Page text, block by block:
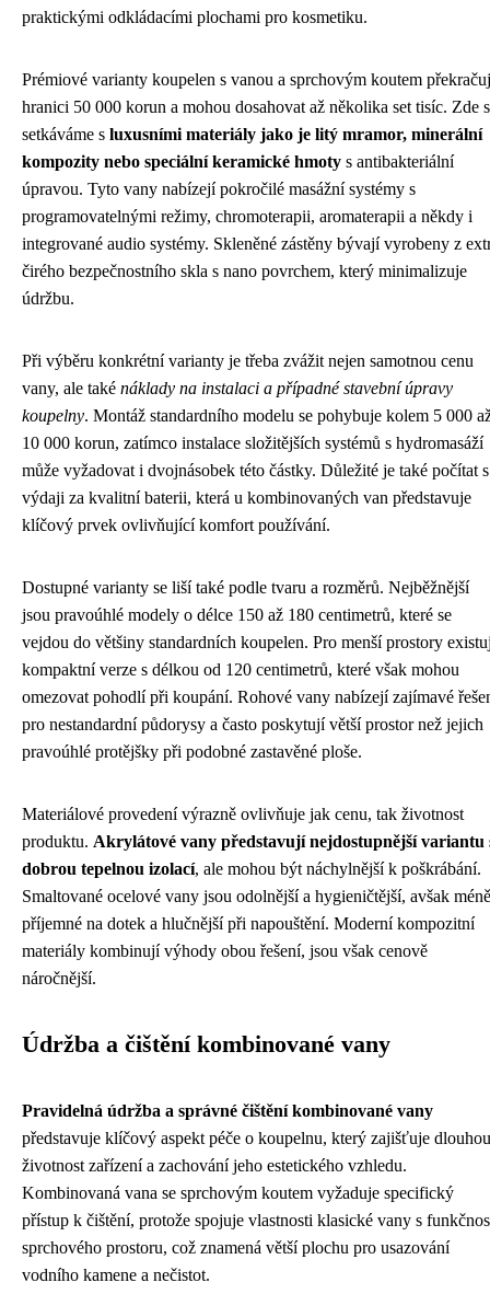
praktickými odkládacími plochami pro kosmetiku.
Prémiové varianty koupelen s vanou a sprchovým koutem
hranici 50 000 korun a mohou dosahovat až několika set tisíc. Zde
setkáváme s luxusními materiály jako je litý mramor, minerální
kompozity nebo speciální keramické hmoty s antibakteriální
úpravou. Tyto vany nabízejí pokročilé masážní systémy s
programovatelnými režimy, chromoterapii, aromaterapii a někdy i
integrované audio systémy. Skleněné zástěny bývají vyrobeny z
čirého bezpečnostního skla s nano povrchem, který minimalizuje
údržbu.
Při výběru konkrétní varianty je třeba zvážit nejen samotnou cenu
vany, ale také náklady na instalaci a případné stavební úpravy
koupelny. Montáž standardního modelu se pohybuje kolem 5 000
10 000 korun, zatímco instalace složitějších systémů s hydromasáží
může vyžadovat i dvojnásobek této částky. Důležité je také počítat s
výdaji za kvalitní baterii, která u kombinovaných van představuje
klíčový prvek ovlivňující komfort používání.
Dostupné varianty se liší také podle tvaru a rozměrů. Nejběžnější
jsou pravoúhlé modely o délce 150 až 180 centimetrů, které se
vejdou do většiny standardních koupelen. Pro menší prostory
kompaktní verze s délkou od 120 centimetrů, které však mohou
omezovat pohodlí při koupání. Rohové vany nabízejí zajímavé
pro nestandardní půdorysy a často poskytují větší prostor než jejich
pravoúhlé protějšky při podobné zastavěné ploše.
Materiálové provedení výrazně ovlivňuje jak cenu, tak životnost
produktu. Akrylátové vany představují nejdostupnější variantu
dobrou tepelnou izolací, ale mohou být náchylnější k poškrábání.
Smaltované ocelové vany jsou odolnější a hygieničtější, avšak méně
příjemné na dotek a hlučnější při napouštění. Moderní kompozitní
materiály kombinují výhody obou řešení, jsou však cenově
náročnější.
Údržba a čištění kombinované vany
Pravidelná údržba a správné čištění kombinované vany
představuje klíčový aspekt péče o koupelnu, který zajišťuje dlouhou
životnost zařízení a zachování jeho estetického vzhledu.
Kombinovaná vana se sprchovým koutem vyžaduje specifický
přístup k čištění, protože spojuje vlastnosti klasické vany s
sprchového prostoru, což znamená větší plochu pro usazování
vodního kamene a nečistot.